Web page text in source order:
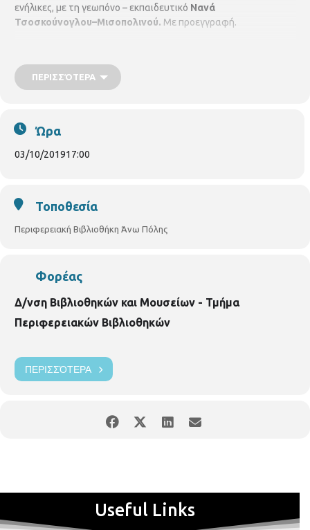
ενήλικες, με τη γεωπόνο – εκπαιδευτικό Νανά
Τσοσκούνογλου–Μισοπολινού. Με προεγγραφή.
ΠΕΡΙΣΣΌΤΕΡΑ
Ώρα
03/10/201917:00
Τοποθεσία
Περιφερειακή Βιβλιοθήκη Άνω Πόλης
Φορέας
Δ/νση Βιβλιοθηκών και Μουσείων - Τμήμα
Περιφερειακών Βιβλιοθηκών
ΠΕΡΙΣΣΌΤΕΡΑ
Useful Links